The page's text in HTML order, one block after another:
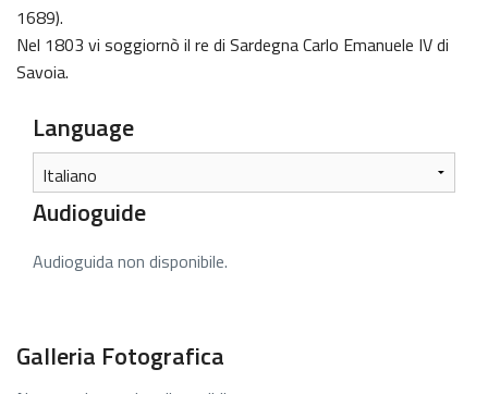
1689).
Nel 1803 vi soggiornò il re di Sardegna Carlo Emanuele IV di
Savoia.
Language
Audioguide
Audioguida non disponibile.
Galleria Fotografica